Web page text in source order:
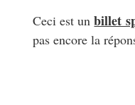
Ceci est unbillet
pas encore la